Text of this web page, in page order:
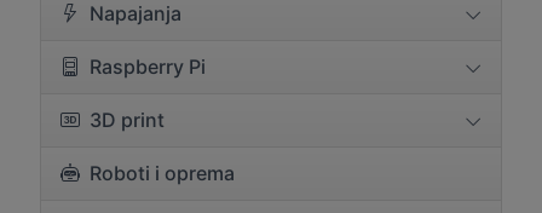
Napajanja
Raspberry Pi
3D print
Roboti i oprema